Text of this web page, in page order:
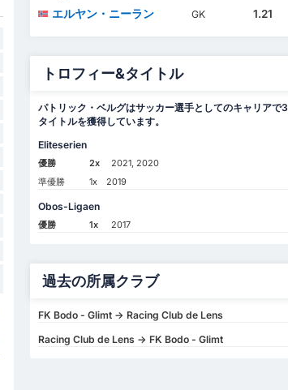
エルヤン・ニーラン
GK 1.21
トロフィー&タイトル
パトリック・ベルグはサッカー選手としてのキャリアで3
タイトルを獲得しています。
Eliteserien
優勝 2x
2021, 2020
準優勝
1x 2019
Obos-Ligaen
優勝 1x 2017
過去の所属クラブ
FK Bodo - Glimt -> Racing Club de Lens
Racing Club de Lens -> FK Bodo - Glimt